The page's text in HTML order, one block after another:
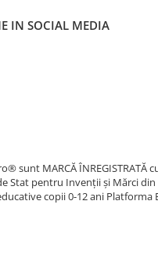
IN SOCIAL MEDIA
sunt MARCĂ ÎNREGISTRATĂ
Stat pentru Invenții și Mărci din
copii 0-12 ani Platforma